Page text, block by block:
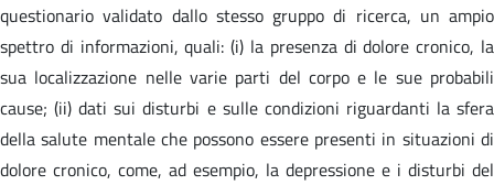
questionario validato dallo stesso gruppo di ricerca, un ampio
spettro di informazioni, quali: (i) la presenza di dolore cronico, la
sua localizzazione nelle varie parti del corpo e le sue probabili
cause; (ii) dati sui disturbi e sulle condizioni riguardanti la sfera
della salute mentale che possono essere presenti in situazioni di
dolore cronico, come, ad esempio, la depressione e i disturbi del